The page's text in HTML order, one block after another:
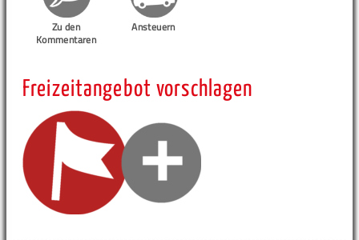
Zu den
Kommentaren
Ansteuern
Freizeitangebot vorschlagen